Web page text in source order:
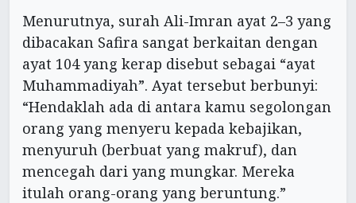
Menurutnya, surah Ali-Imran ayat 2–3 yang
dibacakan Safira sangat berkaitan dengan
ayat 104 yang kerap disebut sebagai “ayat
Muhammadiyah”. Ayat tersebut berbunyi:
“Hendaklah ada di antara kamu segolongan
orang yang menyeru kepada kebajikan,
menyuruh (berbuat yang makruf), dan
mencegah dari yang mungkar. Mereka
itulah orang-orang yang beruntung.”